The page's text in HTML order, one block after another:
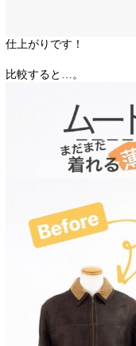
仕上がりです！
比較すると…。